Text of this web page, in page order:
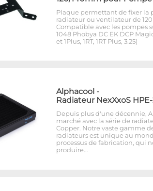
Plaque permettant de fixer la
radiateur ou ventilateur de
Compatible avec les pompes
1048 Phobya DC EK DCP
et 1Plus, 1RT, 1RT Plus, 3.25)
Alphacool -
Radiateur NexXxoS
Depuis plus d'une décennie,
marché avec la série de
Copper. Notre vaste gamme
radiateurs est unique au
processus de fabrication, qui
produire…